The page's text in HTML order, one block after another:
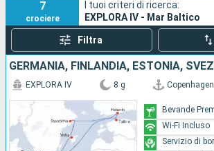
Ricerca
7
crociere
I tuoi criteri di ricerca:
EXPLORA IV - Mar Baltico
Filtra
EXPLORA IV 8 g Copenhagen
Bevande
Wi-Fi Incluso
Servizio di